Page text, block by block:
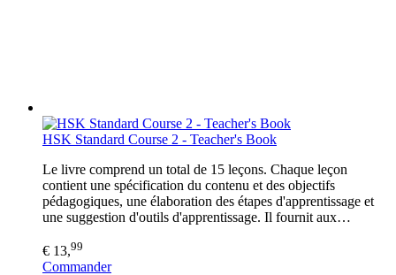
HSK Standard Course 2 - Teacher's Book
Le livre comprend un total de 15 leçons. Chaque leçon
contient une spécification du contenu et des objectifs
pédagogiques, une élaboration des étapes d'apprentissage et
une suggestion d'outils d'apprentissage. Il fournit aux…
€ 13,99
Commander